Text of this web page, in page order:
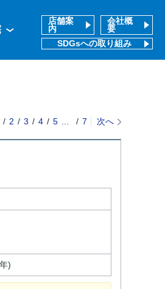
店舗案
内
会社概
要
SDGsへの取り組み
2 3 4 5 7 次へ
)